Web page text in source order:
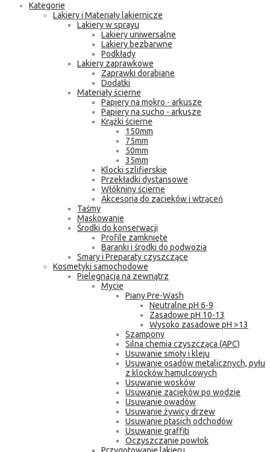
Kategorie
Lakiery i Materiały lakiernicze
Lakiery w sprayu
Lakiery uniwersalne
Lakiery bezbarwne
Podkłady
Lakiery zaprawkowe
Zaprawki dorabiane
Dodatki
Materiały ścierne
Papiery na mokro - arkusze
Papiery na sucho - arkusze
Krążki ścierne
150mm
75mm
50mm
35mm
Klocki szlifierskie
Przekładki dystansowe
Włókniny ścierne
Akcesoria do zacieków i wtrąceń
Taśmy
Maskowanie
Środki do konserwacji
Profile zamknięte
Baranki i środki do podwozia
Smary i Preparaty czyszczące
Kosmetyki samochodowe
Pielęgnacja na zewnątrz
Mycie
Piany Pre-Wash
Neutralne pH 6-9
Zasadowe pH 10-13
Wysoko zasadowe pH >13
Szampony
Silna chemia czyszcząca (APC)
Usuwanie smoły i kleju
Usuwanie osadów metalicznych, pyłu
z klocków hamulcowych
Usuwanie wosków
Usuwanie zacieków po wodzie
Usuwanie owadów
Usuwanie żywicy drzew
Usuwanie ptasich odchodów
Usuwanie graffiti
Oczyszczanie powłok